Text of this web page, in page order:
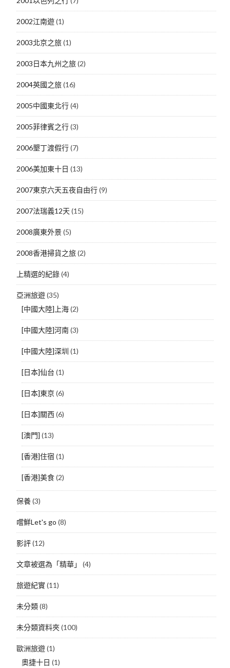
2002江南遊(1)
2003北京之旅(1)
2003日本九州之旅(2)
2004英國之旅(16)
2005中國東北行(4)
2005菲律賓之行(3)
2006墾丁渡假行(7)
2006美加東十日 (13)
2007東京六天五夜自由行(9)
2007法瑞義12天(15)
2008廣東外景(5)
2008香港掃貨之旅(2)
上精選的紀錄(4)
亞洲旅遊(35)
[中國大陸]上海(2)
[中國大陸]河南(3)
[中國大陸]深圳 (1)
[日本]仙台 (1)
[日本]東京(6)
[日本]關西(6)
[澳門] (13)
[香港]住宿 (1)
[香港]美食(2)
保養(3)
嚐鮮Let's go (8)
影評(12)
文章被選為「精華」 (4)
旅遊紀實(11)
未分類(8)
未分類資料夾(100)
歐洲旅遊(1)
奧捷十日 (1)